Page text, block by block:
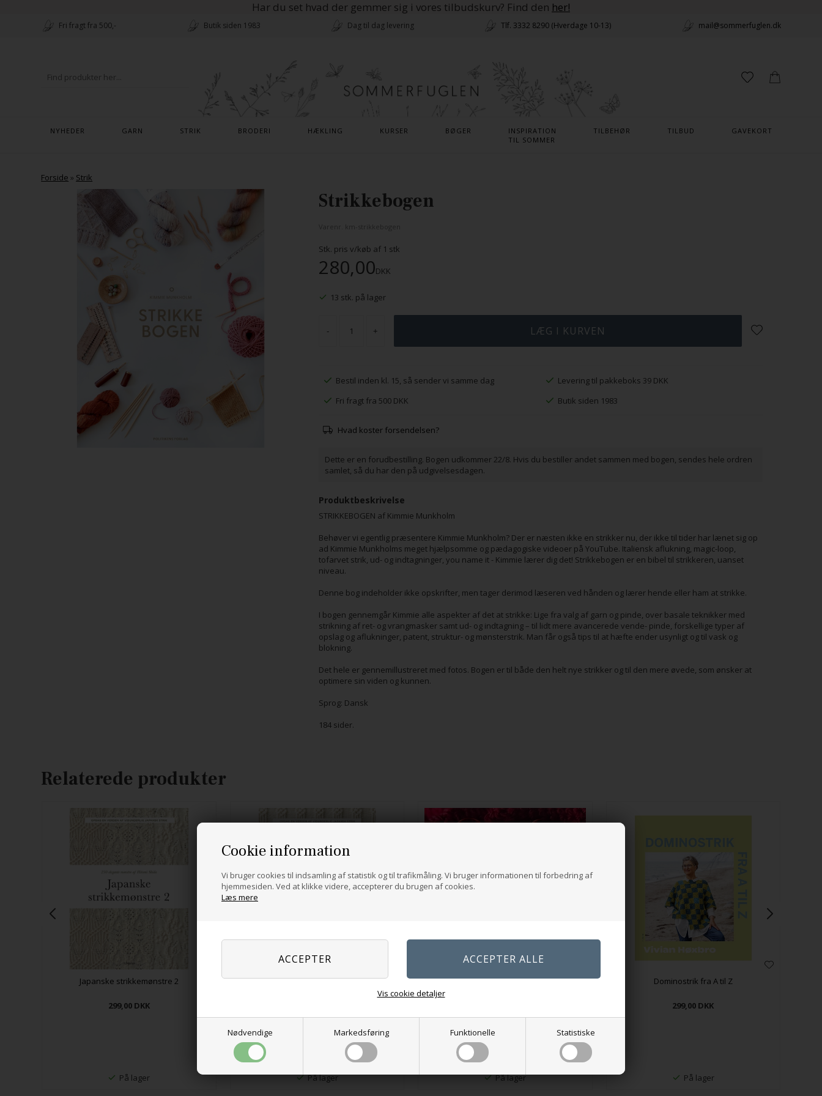
Har du set hvad der gemmer sig i vores tilbudskurv? Find den her!
Cookie information
Vi bruger cookies til indsamling af statistik og til trafikmåling. Vi bruger informationen til forbedring af
hjemmesiden. Ved at klikke videre, accepterer du brugen af cookies.
Læs mere
Nødvendige Markedsføring Funktionelle Statistiske
Vis cookie detaljer
Fri fragt fra 500,- Butik siden 1983 Dag til dag levering Tlf. 3332 8290 (Hverdage 10-13) mail@sommerfuglen.dk
NYHEDER GARN STRIK BRODERI HÆKLING KURSER BØGER
INSPIRATION
TIL SOMMER
TILBEHØR TILBUD GAVEKORT
Forside » Strik
Strikkebogen
km-strikkebogen
Stk. pris v/køb af 1 stk
280,00DKK
13 stk. på lager
- +
Bestil inden kl. 15, så sender vi samme dag
Levering til pakkeboks 39 DKK
Fri fragt fra 500 DKK
Butik siden 1983
Hvad koster forsendelsen?
Dette er en forudbestilling. Bogen udkommer 22/8. Hvis du bestiller andet sammen med bogen, sendes hele ordren
samlet, så du har den på udgivelsesdagen.
Produktbeskrivelse
STRIKKEBOGEN af Kimmie Munkholm
Behøver vi egentlig præsentere Kimmie Munkholm? Der er næsten ikke en strikker nu, der ikke til tider har lænet sig op
ad Kimmie Munkholms meget hjælpsomme og pædagogiske videoer på YouTube. Italiensk aflukning, magic-loop,
tofarvet strik, ud- og indtagninger, you name it - Kimmie lærer dig det! Strikkebogen er en bibel til strikkeren, uanset
niveau.
Denne bog indeholder ikke opskrifter, men tager derimod læseren ved hånden og lærer hende eller ham at strikke.
I bogen gennemgår Kimmie alle aspekter af det at strikke: Lige fra valg af garn og pinde, over basale teknikker med
strikning af ret- og vrangmasker samt ud- og indtagning – til lidt mere avancerede vende- pinde, forskellige typer af
opslag og aflukninger, patent, struktur- og mønsterstrik. Man får også tips til at hæfte ender usynligt og til vask og
blokning.
Det hele er gennemillustreret med fotos. Bogen er til både den helt nye strikker og til den mere øvede, som ønsker at
optimere sin viden og kunnen.
Sprog: Dansk
184 sider.
Relaterede produkter
Japanske strikkemønstre 2
299,00 DKK
På lager
Japanske strikkemønstre
På lager
Strik 3 - Forudbestilling
399,00
På lager
Dominostrik fra A til Z
299,00 DKK
På lager